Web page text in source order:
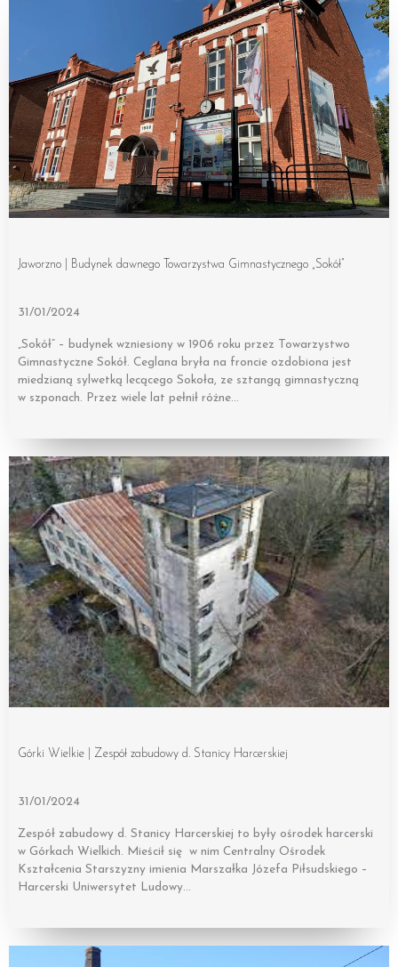
Jaworzno | Budynek dawnego Towarzystwa Gimnastycznego „Sokół”
31/01/2024
„Sokół” – budynek wzniesiony w 1906 roku przez Towarzystwo
Gimnastyczne Sokół. Ceglana bryła na froncie ozdobiona jest
miedzianą sylwetką lecącego Sokoła, ze sztangą gimnastyczną
w szponach. Przez wiele lat pełnił różne…
Górki Wielkie | Zespół zabudowy d. Stanicy Harcerskiej
31/01/2024
Zespół zabudowy d. Stanicy Harcerskiej to były ośrodek harcerski
w Górkach Wielkich. Mieścił się w nim Centralny Ośrodek
Kształcenia Starszyzny imienia Marszałka Józefa Piłsudskiego –
Harcerski Uniwersytet Ludowy…